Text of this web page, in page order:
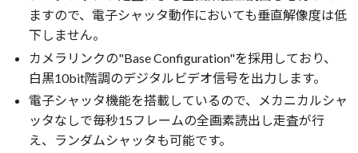
ますので、電子シャッタ動作においても垂直解像度は低
下しません。
カメラリンクの"Base Configuration"を採用しており、
白黒10bit階調のデジタルビデオ信号を出力します。
電子シャッタ機能を搭載しているので、メカニカルシャ
ッタなしで毎秒15フレームの全画素読出し走査が行
え、ランダムシャッタも可能です。